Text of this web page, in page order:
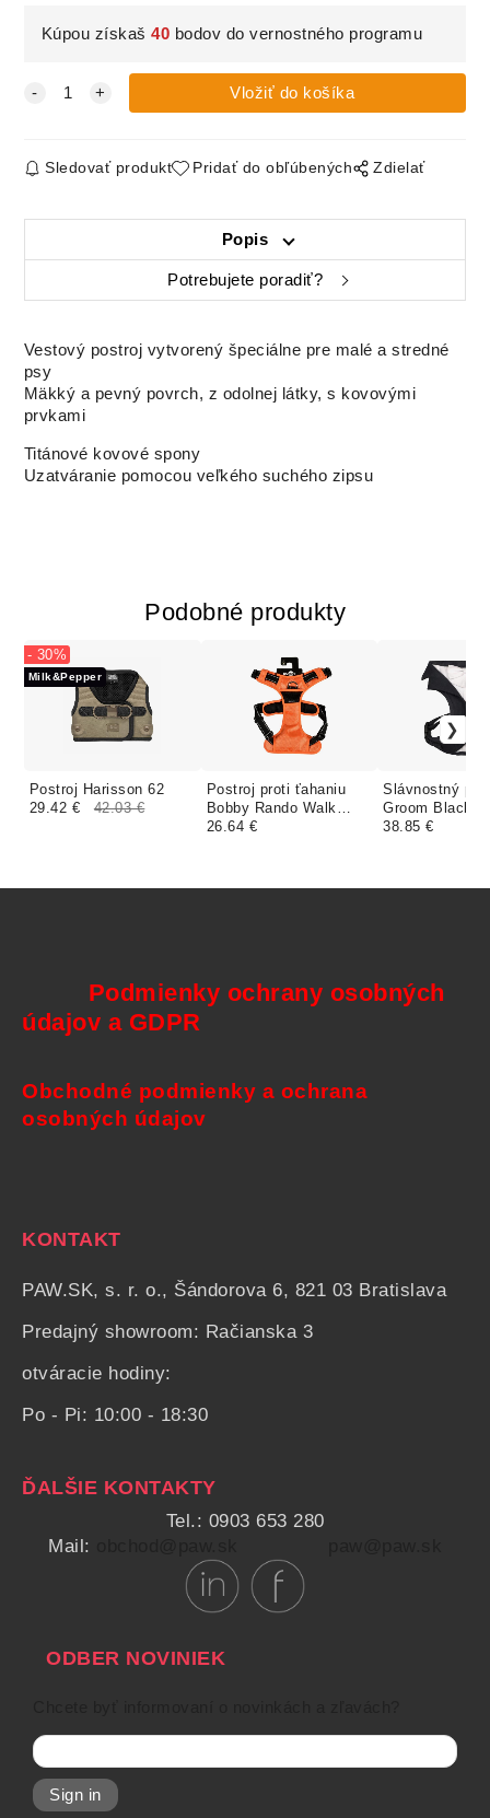
Kúpou získaš40 bodov do vernostného programu
Sledovať produkt Pridať do obľúbených Zdielať
Popis
Potrebujete poradiť?
Vestový postroj vytvorený špeciálne pre malé a stredné
psy
Mäkký a pevný povrch, z odolnej látky, s kovovými
prvkami
Titánové kovové spony
Uzatváranie pomocou veľkého suchého zipsu
Podobné produkty
Postroj Harisson 62
Milk&Pepper
- 30%
29.42 € 42.03 €
Postroj proti ťahaniu
Bobby Rando Walk
Orange
26.64 €
Slávnostný
Groom Black
38.85 €
Podmienky ochrany osobných
údajov a GDPR
Obchodné podmienky a ochrana
osobných údajov
KONTAKT
PAW.SK, s. r. o., Šándorova 6, 821 03 Bratislava
Predajný showroom: Račianska 3
otváracie hodiny:
Po - Pi: 10:00 - 18:30
ĎALŠIE KONTAKTY
Tel.: 0903 653 280
Mail:
ODBER NOVINIEK
Sign in